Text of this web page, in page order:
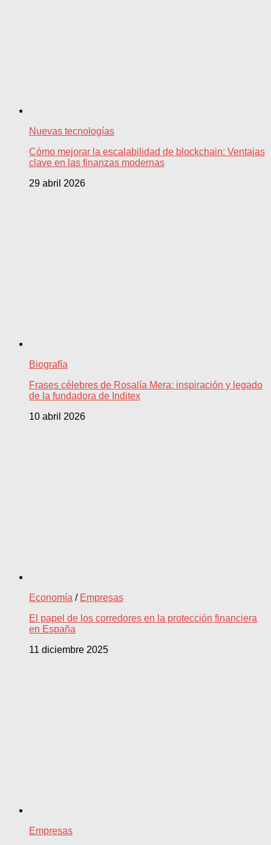
Nuevas tecnologías
Cómo mejorar la escalabilidad de blockchain: Ventajas
clave en las finanzas modernas
29 abril 2026
Biografía
Frases célebres de Rosalía Mera: inspiración y legado
de la fundadora de Inditex
10 abril 2026
Economía / Empresas
El papel de los corredores en la protección financiera
en España
11 diciembre 2025
Empresas